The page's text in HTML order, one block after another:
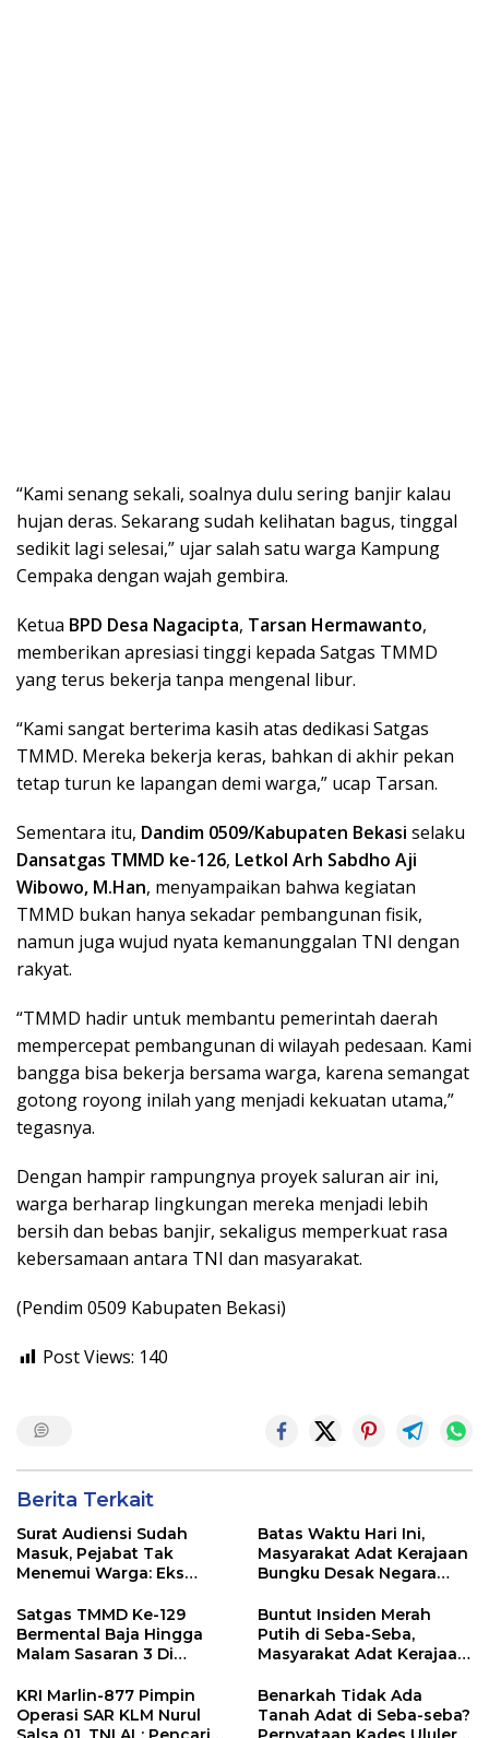
“Kami senang sekali, soalnya dulu sering banjir kalau
hujan deras. Sekarang sudah kelihatan bagus, tinggal
sedikit lagi selesai,” ujar salah satu warga Kampung
Cempaka dengan wajah gembira.
Ketua BPD Desa Nagacipta, Tarsan Hermawanto,
memberikan apresiasi tinggi kepada Satgas TMMD
yang terus bekerja tanpa mengenal libur.
“Kami sangat berterima kasih atas dedikasi Satgas
TMMD. Mereka bekerja keras, bahkan di akhir pekan
tetap turun ke lapangan demi warga,” ucap Tarsan.
Sementara itu, Dandim 0509/Kabupaten Bekasi selaku
Dansatgas TMMD ke-126, Letkol Arh Sabdho Aji
Wibowo, M.Han, menyampaikan bahwa kegiatan
TMMD bukan hanya sekadar pembangunan fisik,
namun juga wujud nyata kemanunggalan TNI dengan
rakyat.
“TMMD hadir untuk membantu pemerintah daerah
mempercepat pembangunan di wilayah pedesaan. Kami
bangga bisa bekerja bersama warga, karena semangat
gotong royong inilah yang menjadi kekuatan utama,”
tegasnya.
Dengan hampir rampungnya proyek saluran air ini,
warga berharap lingkungan mereka menjadi lebih
bersih dan bebas banjir, sekaligus memperkuat rasa
kebersamaan antara TNI dan masyarakat.
(Pendim 0509 Kabupaten Bekasi)
Post Views: 140
Berita Terkait
Surat Audiensi Sudah
Masuk, Pejabat Tak
Menemui Warga: Eks
Pelayanan Dinas
Transmigrasi Luwu Timur
Batas Waktu Hari Ini,
Masyarakat Adat Kerajaan
Bungku Desak Negara
Seba-Seba
Satgas TMMD Ke-129
Bermental Baja Hingga
Malam Sasaran 3 Di
Buntut Insiden Merah
Putih di Seba-Seba,
Masyarakat Adat Kerajaan
Berjihad Secara
Konstitusional
KRI Marlin-877 Pimpin
Operasi SAR KLM Nurul
Benarkah Tidak Ada
Tanah Adat di Seba-seba?